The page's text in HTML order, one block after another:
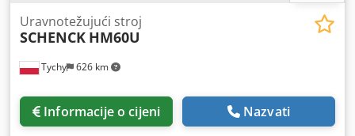
Tychy 626 km
Uravnotežujući stroj
SCHENCK HM60U
Informacije o cijeni Nazvati